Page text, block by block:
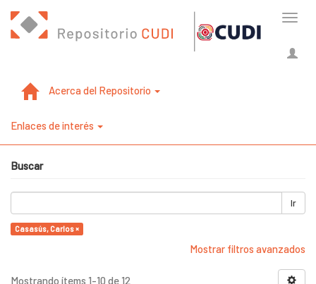
Acerca del Repositorio
Enlaces de interés
Buscar
Ir
Casasús, Carlos ×
Mostrar filtros avanzados
Mostrando ítems 1-10 de 12